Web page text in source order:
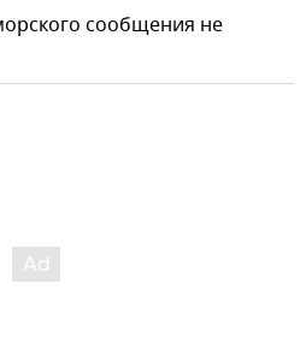
сообщения не